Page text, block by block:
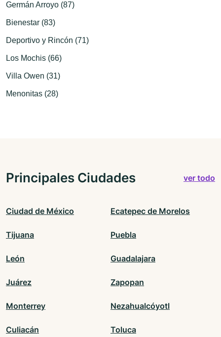
Germán Arroyo (87)
Bienestar (83)
Deportivo y Rincón (71)
Los Mochis (66)
Villa Owen (31)
Menonitas (28)
Principales Ciudades ver todo
Ciudad de México Ecatepec de Morelos
Tijuana Puebla
León Guadalajara
Juárez Zapopan
Monterrey Nezahualcóyotl
Culiacán Toluca